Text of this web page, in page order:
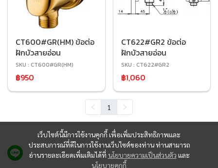
CT600#GR(HM) ข้อต่อ
ฝักบัวสายอ่อน
SKU : CT600#GR(HM)
฿950
CT622#GR2 ข้อต่อ
ฝักบัวสายอ่อน
SKU : CT622#GR2
฿1,060
1
เว็บไซต์นี้มีการใช้งานคุกกี้ เพื่อเพิ่มประสิทธิภาพและ
ประสบการณ์ที่ดีในการใช้งานเว็บไซต์ของท่าน ท่านสามารถ
อ่านรายละเอียดเพิ่มเติมได้ที่ นโยบายความเป็นส่วนตัว และ
นโยบายคุกกี้